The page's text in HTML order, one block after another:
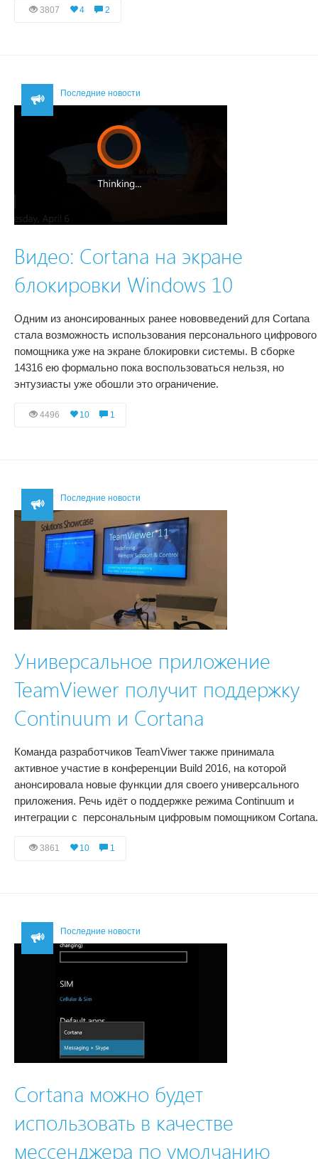
3807 4 2
Последние новости
Видео: Cortana на экране
блокировки Windows 10
Одним из анонсированных ранее нововведений для Cortana
стала возможность использования персонального цифрового
помощника уже на экране блокировки системы. В сборке
14316 ею формально пока воспользоваться нельзя, но
энтузиасты уже обошли это ограничение.
4496 10 1
Последние новости
Универсальное приложение
TeamViewer получит поддержку
Continuum и Cortana
Команда разработчиков TeamViwer также принимала
активное участие в конференции Build 2016, на которой
анонсировала новые функции для своего универсального
приложения. Речь идёт о поддержке режима Continuum и
интеграции с персональным цифровым помощником Cortana.
3861 10 1
Последние новости
Cortana можно будет
использовать в качестве
мессенджера по умолчанию